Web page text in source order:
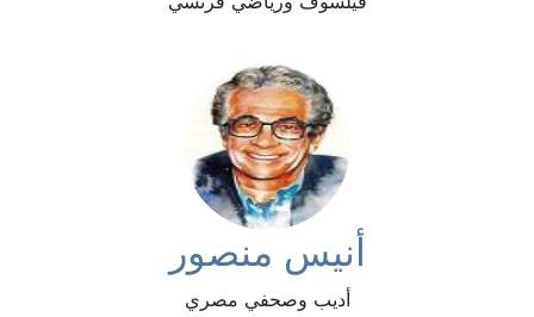
أنيس منصور
أديب وصحفي مصري